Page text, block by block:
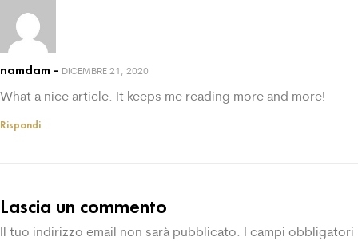
namdam DICEMBRE 21, 2020
What a nice article. It keeps me reading more and more!
Rispondi
Lascia un commento
Il tuo indirizzo email non sarà pubblicato. I campi obbligatori